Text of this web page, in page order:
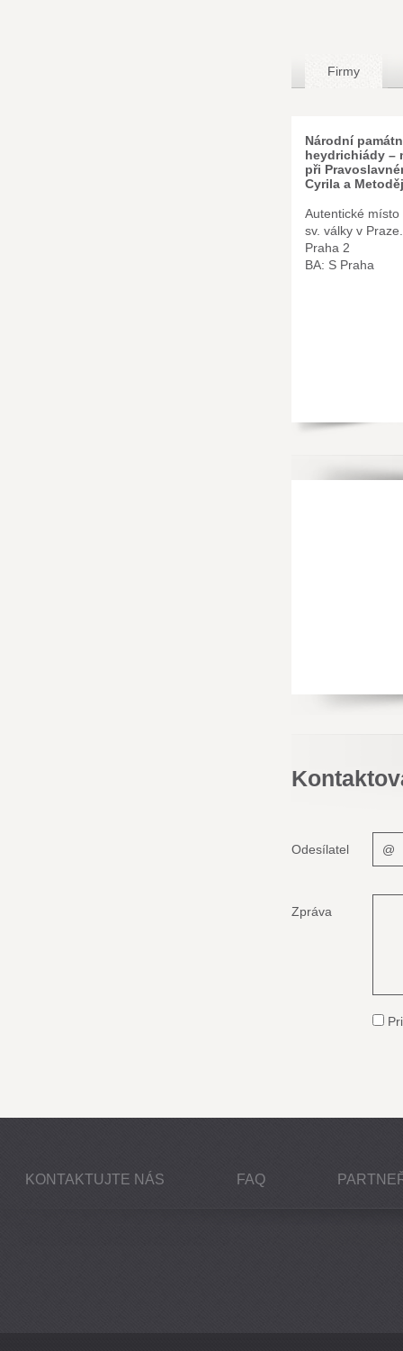
Firmy
Národní
heydrichiády –
při
Cyrila a
Autentické
sv. války v
Praha 2
BA: S Praha
Odesílatel
Zpráva
KONTAKTUJTE NÁS FAQ